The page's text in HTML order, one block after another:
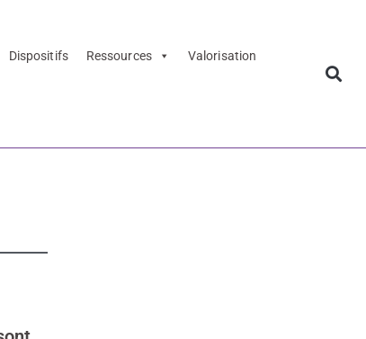
Dispositifs Ressources Valorisation
2023